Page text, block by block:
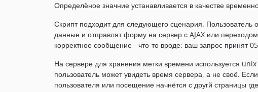
Определёное значние устанавливается в качестве
Скрипт подходит для следующего сценария. Пользователь
данные и отправлят форму на сервер с AJAX или
корректное сообщение - что-то вроде: ваш запрос принят
На сервере для хранения метки времени используется
пользователь может увидеть время сервера, а не своё.
пользователя или посещение начнётся с другй страницы